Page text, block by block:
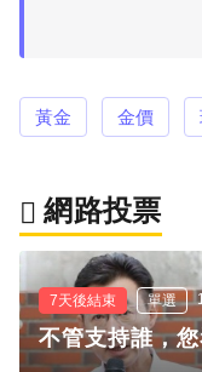
黃金 金價
網路投票
7天後結束 單選
不管支持誰，